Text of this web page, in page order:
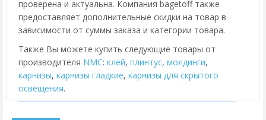
проверена и актуальна. Компания bagetoff также
предоставляет дополнительные скидки на товар в
зависимости от суммы заказа и категории товара.
Также Вы можете купить следующие товары от
производителя NMC: клей, плинтус, молдинги,
карнизы, карнизы гладкие, карнизы для скрытого
освещения.